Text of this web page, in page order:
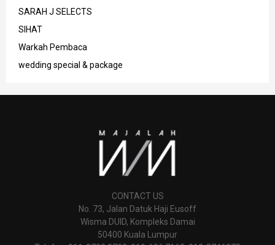
SARAH J SELECTS
SIHAT
Warkah Pembaca
wedding special & package
CONTACT US
No. 73, Jalan Datuk Haji Eusoff
Wisma DUID, Kompleks Damai
50400 Kuala Lumpur